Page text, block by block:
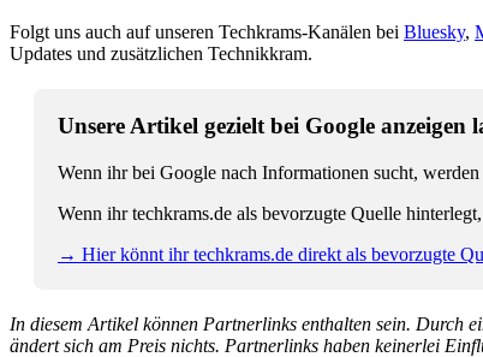
Folgt uns auch auf unseren Techkrams-Kanälen bei Bluesky,
Updates und zusätzlichen Technikkram.
Unsere Artikel gezielt bei Google anzeigen
Wenn ihr bei Google nach Informationen sucht,
Wenn ihr techkrams.de als bevorzugte Quelle
→ Hier könnt ihr techkrams.de direkt als bevorzugte
In diesem Artikel können Partnerlinks enthalten sein. Durch
ändert sich am Preis nichts. Partnerlinks haben keinerlei